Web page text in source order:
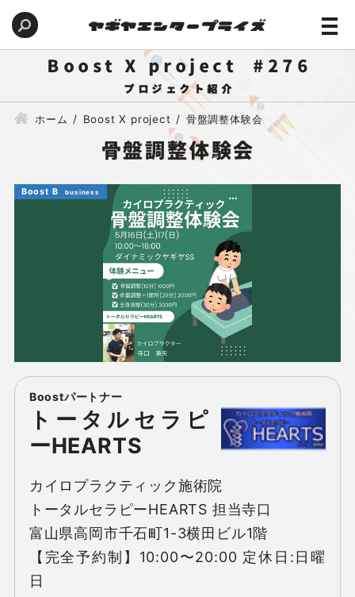
Boost X project 276
ホーム Boost X project 骨盤調整体験会
骨盤調整体験会
Boost B
トータルセラピ
ーHEARTS
カイロプラクティック施術院
トータルセラピーHEARTS 担当寺口
富山県高岡市千石町1-3横田ビル1階
【完全予約制】10:00〜20:00 定休日:日曜
日